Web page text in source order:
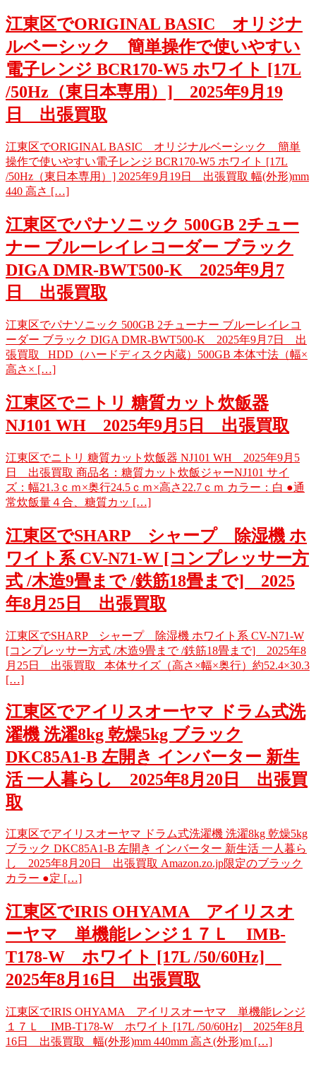
江東区でORIGINAL BASIC オリジナ
ルベーシック 簡単操作で使いやすい
電子レンジ BCR170-W5 ホワイト [17L
/50Hz（東日本専用）] 2025年9月19
日 出張買取
江東区でORIGINAL BASIC オリジナルベーシック 簡単
操作で使いやすい電子レンジ BCR170-W5 ホワイト [17L
/50Hz（東日本専用）] 2025年9月19日 出張買取 幅(外形)mm
440 高さ […]
江東区でパナソニック 500GB 2チュー
ナー ブルーレイレコーダー ブラック
DIGA DMR-BWT500-K 2025年9月7
日 出張買取
江東区でパナソニック 500GB 2チューナー ブルーレイレコ
ーダー ブラック DIGA DMR-BWT500-K 2025年9月7日 出
張買取 HDD（ハードディスク内蔵）500GB 本体寸法（幅×
高さ× […]
江東区でニトリ 糖質カット炊飯器
NJ101 WH 2025年9月5日 出張買取
江東区でニトリ 糖質カット炊飯器 NJ101 WH 2025年9月5
日 出張買取 商品名：糖質カット炊飯ジャーNJ101 サイ
ズ：幅21.3ｃｍ×奥⾏24.5ｃｍ×⾼さ22.7ｃｍ カラー：⽩ ●通
常炊飯量４合、糖質カッ […]
江東区でSHARP シャープ 除湿機 ホ
ワイト系 CV-N71-W [コンプレッサー方
式 /木造9畳まで /鉄筋18畳まで] 2025
年8月25日 出張買取
江東区でSHARP シャープ 除湿機 ホワイト系 CV-N71-W
[コンプレッサー方式 /木造9畳まで /鉄筋18畳まで] 2025年8
月25日 出張買取 本体サイズ（高さ×幅×奥行）約52.4×30.3
[…]
江東区でアイリスオーヤマ ドラム式洗
濯機 洗濯8kg 乾燥5kg ブラック
DKC85A1-B 左開き インバーター 新生
活 一人暮らし 2025年8月20日 出張買
取
江東区でアイリスオーヤマ ドラム式洗濯機 洗濯8kg 乾燥5kg
ブラック DKC85A1-B 左開き インバーター 新生活 一人暮ら
し 2025年8月20日 出張買取 Amazon.zo.jp限定のブラック
カラー ●定 […]
江東区でIRIS OHYAMA アイリスオ
ーヤマ 単機能レンジ１７Ｌ IMB-
T178-W ホワイト [17L /50/60Hz]
2025年8月16日 出張買取
江東区でIRIS OHYAMA アイリスオーヤマ 単機能レンジ
１７Ｌ IMB-T178-W ホワイト [17L /50/60Hz] 2025年8月
16日 出張買取 幅(外形)mm 440mm 高さ(外形)m […]